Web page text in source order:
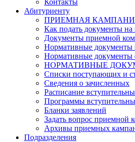
Контакты
Абитуриенту
ПРИЕМНАЯ
Как подать документы на
Документы приемной
Нормативные документы
Нормативные документы
НОРМАТИВНЫЕ
Списки поступающих и
Сведения о зачисленных
Расписание
Программы
Бланки заявлений
Задать вопрос приемной
Архивы приемных
Подразделения